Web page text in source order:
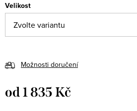
Velikost
Možnosti doručení
od1 835 Kč